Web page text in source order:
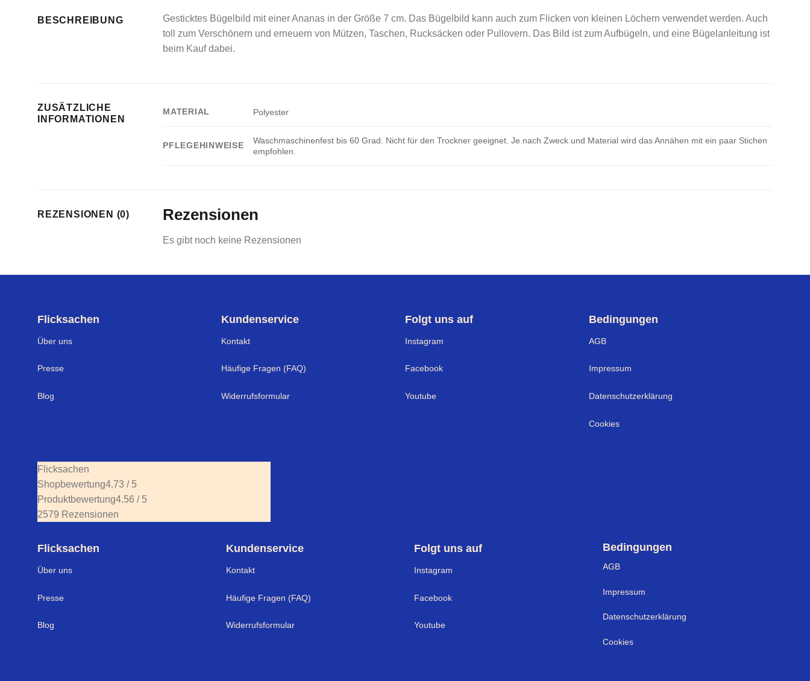
BESCHREIBUNG
Gesticktes Bügelbild mit einer Ananas in der Größe 7 cm. Das Bügelbild kann auch zum Flicken von kleinen Löchern verwendet werden. Auch
toll zum Verschönern und erneuern von Mützen, Taschen, Rucksäcken oder Pullovern. Das Bild ist zum Aufbügeln, und eine Bügelanleitung ist
beim Kauf dabei.
ZUSÄTZLICHE
INFORMATIONEN
MATERIAL Polyester
PFLEGEHINWEISE
Waschmaschinenfest bis 60 Grad. Nicht für den Trockner geeignet. Je nach Zweck und Material wird das Annähen mit ein paar Stichen
empfohlen.
REZENSIONEN (0) Rezensionen
Es gibt noch keine Rezensionen
Flicksachen
Über uns
Presse
Blog
Kundenservice
Kontakt
Häufige Fragen (FAQ)
Widerrufsformular
Folgt uns auf
Instagram
Facebook
Youtube
Bedingungen
AGB
Impressum
Datenschutzerklärung
Cookies
Flicksachen
Shopbewertung4.73 / 5
Produktbewertung4.56 / 5
2579 Rezensionen
Flicksachen
Über uns
Presse
Blog
Kundenservice
Kontakt
Häufige Fragen (FAQ)
Widerrufsformular
Folgt uns auf
Instagram
Facebook
Youtube
Bedingungen
AGB
Impressum
Datenschutzerklärung
Cookies